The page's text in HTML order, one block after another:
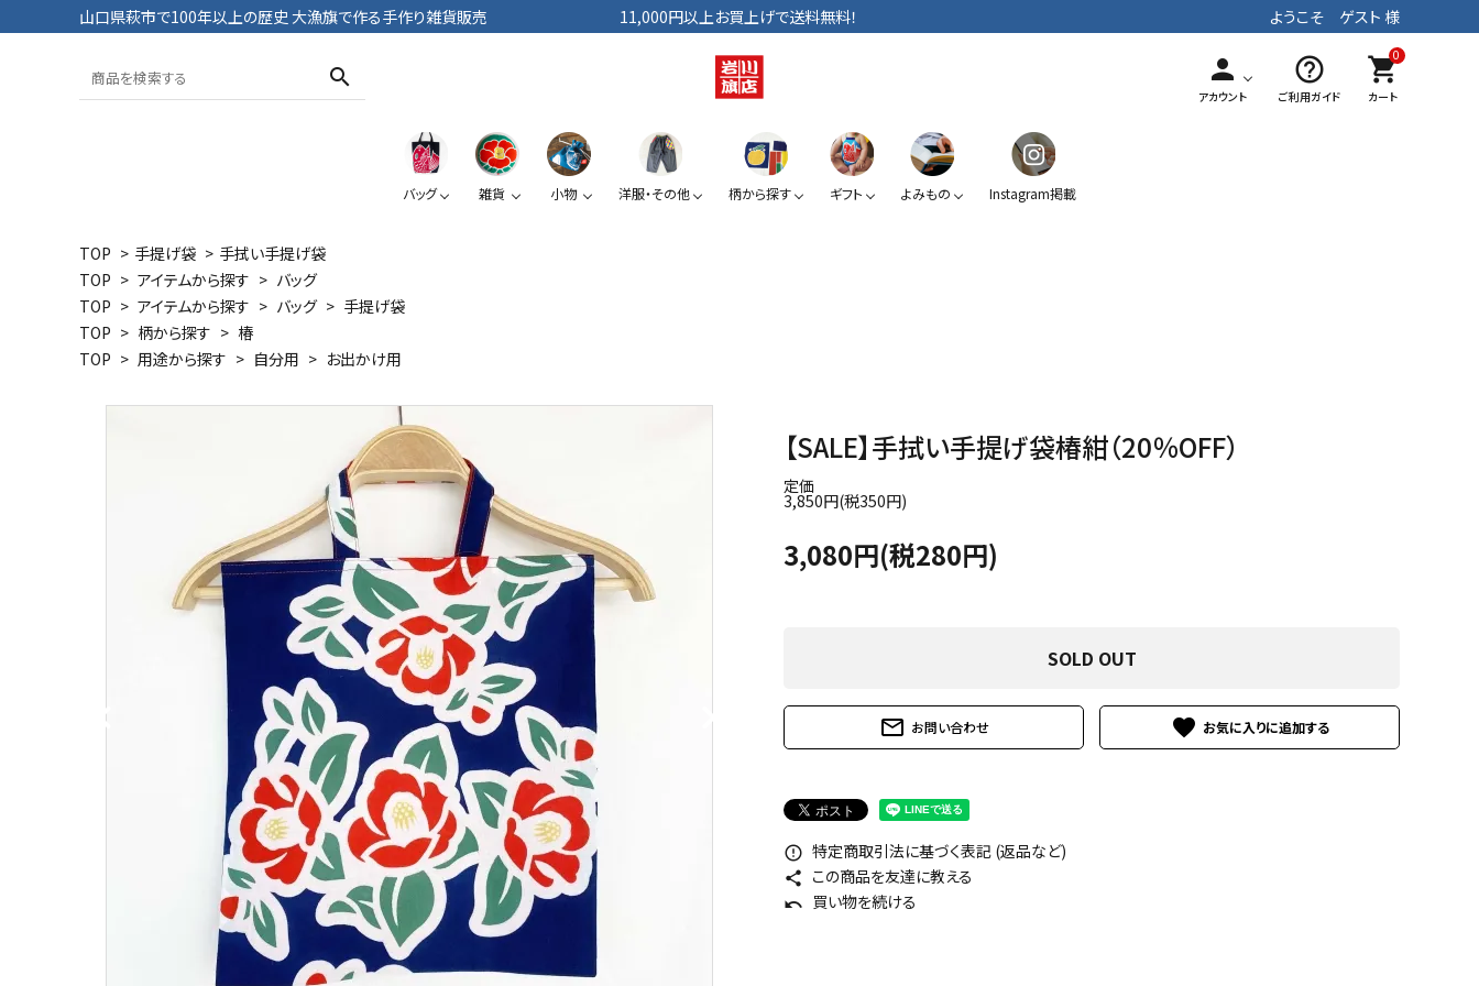
山口県萩市で100年以上の歴史 大漁旗で作る手作り雑貨販売 11,000円以上お買上げで送料無料！ ようこそ ゲスト 様
search person
アカウント
help_outline
ご利用ガイド
0
shopping_cart
カート
バッグ
トートバッグ
雑貨
おざぶ
大漁旗
小物
ブックカバー
ペンケース
洋服・その他
Tシャツ・パンツ
柄から探す
大漁旗
デニム KUROシリーズ
ギフト よみもの Instagram掲載
TOP > 手提げ袋 > 手拭い手提げ袋
TOP > アイテムから探す > バッグ
TOP > アイテムから探す > バッグ > 手提げ袋
TOP > 柄から探す > 椿
TOP > 用途から探す > 自分用 > お出かけ用
【SALE】手拭い手提げ袋椿紺（20％OFF）
定価
3,850円(税350円)
3,080円(税280円)
SOLD OUT
mail_outline お問い合わせ favorite
error_outline 特定商取引法に基づく表記 (返品など)
share この商品を友達に教える
undo 買い物を続ける